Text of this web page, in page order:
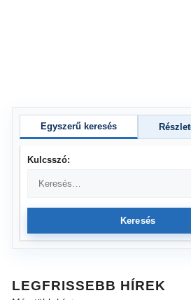
Egyszerű keresés
Kulcsszó:
Keresés
LEGFRISSEBB HÍREK